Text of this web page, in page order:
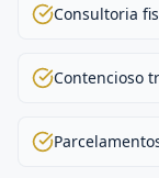
Consultoria
Contencioso